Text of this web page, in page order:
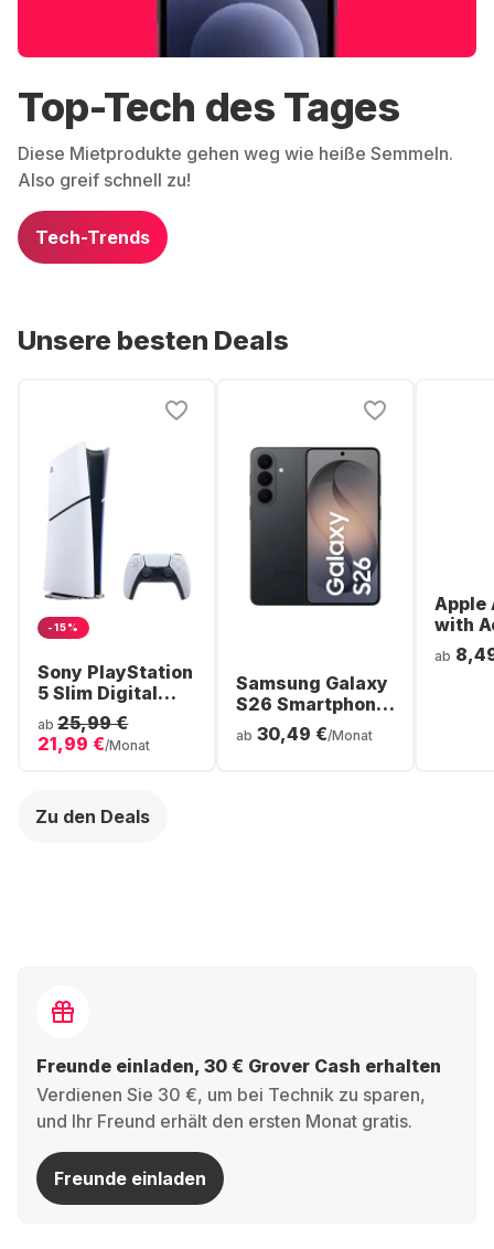
Top-Tech des Tages
Diese Mietprodukte gehen weg wie heiße Semmeln.
Also greif schnell zu!
Tech-Trends
Unsere besten Deals
-15%
Sony PlayStation
5 Slim Digital
Console
ab 25,99 €
21,99 €/Monat
Samsung Galaxy
S26 Smartphone
- 256GB - Dual
SIM
ab 30,49 €/Monat
Apple
with
Noise
ab
Zu den Deals
Freunde einladen, 30 € Grover Cash erhalten
Verdienen Sie 30 €, um bei Technik zu sparen,
und Ihr Freund erhält den ersten Monat gratis.
Freunde einladen